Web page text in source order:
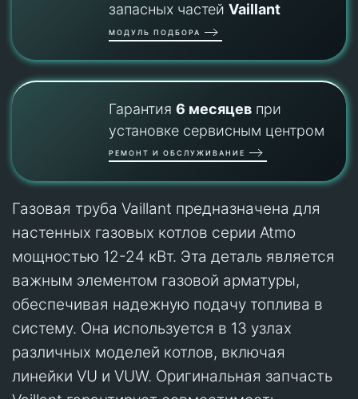
запасных частей Vaillant
МОДУЛЬ ПОДБОРА
Гарантия 6 месяцевпри
установке сервисным центром
РЕМОНТ И ОБСЛУЖИВАНИЕ
Газовая труба Vaillant предназначена для
настенных газовых котлов серии Atmo
мощностью 12-24 кВт. Эта деталь является
важным элементом газовой арматуры,
обеспечивая надежную подачу топлива в
систему. Она используется в 13 узлах
различных моделей котлов, включая
линейки VU и VUW. Оригинальная запчасть